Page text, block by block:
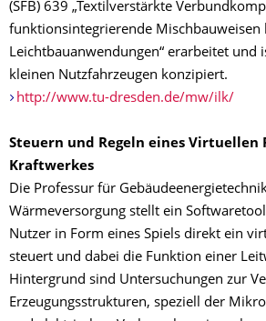
(SFB) 639 „Textilverstärkte
funktionsintegrierende Mischbauweisen
Leichtbauanwendungen“ erarbeitet und
kleinen Nutzfahrzeugen konzipiert.
http://www.tu-dresden.de/mw/ilk/
Steuern und Regeln eines Virtuellen
Kraftwerkes
Die Professur für
Wärmeversorgung stellt ein
Nutzer in Form eines Spiels direkt ein
steuert und dabei die Funktion einer
Hintergrund sind Untersuchungen zur
Erzeugungsstrukturen, speziell der